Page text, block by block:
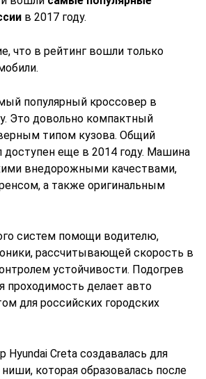
в 2017 году.
что в рейтинг вошли только
популярный кроссовер в
Это довольно компактный
типом кузова. Общий
доступен еще в 2014 году. Машина
внедорожными качествами,
а также оригинальным
систем помощи водителю,
рассчитывающей скорость в
устойчивости. Подогрев
проходимость делает авто
для российских городских
Hyundai Creta создавалась для
которая образовалась после